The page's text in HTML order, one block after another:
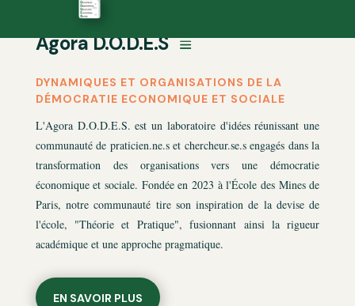
Agora D.O.D.E.S
DYNAMIQUES ET ORGANISATIONS DE LA
DÉMOCRATIE ECONOMIQUE ET SOCIALE
L'Agora D.O.D.E.S. est un laboratoire d'idées réunissant une
communauté de praticien.ne.s et chercheur.se.s engagés dans la
transformation des organisations vers une démocratie
économique et sociale. Fondée en 2023 à l'École des Mines de
Paris, notre communauté tire son inspiration de la devise de
l'école, "Théorie et Pratique", fusionnant ainsi la rigueur
académique et une approche pragmatique.
EN SAVOIR PLUS